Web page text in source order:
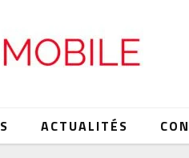
ACTUALITÉS